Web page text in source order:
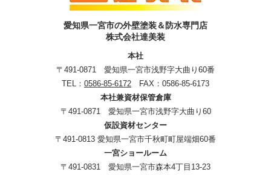
愛知県一宮市の外壁塗装＆防水専門店
株式会社達美装
本社
〒491-0871 愛知県一宮市浅野字大曲り60番
TEL： 0586-85-6172 FAX：0586-85-6173
本社兼資材保管倉庫
〒491-0871 愛知県一宮市浅野字大曲り60
仮設資材センター
〒491-0813 愛知県一宮市千秋町町屋端畑60番
一宮ショールーム
〒491-0831 愛知県一宮市森本4丁目13-23